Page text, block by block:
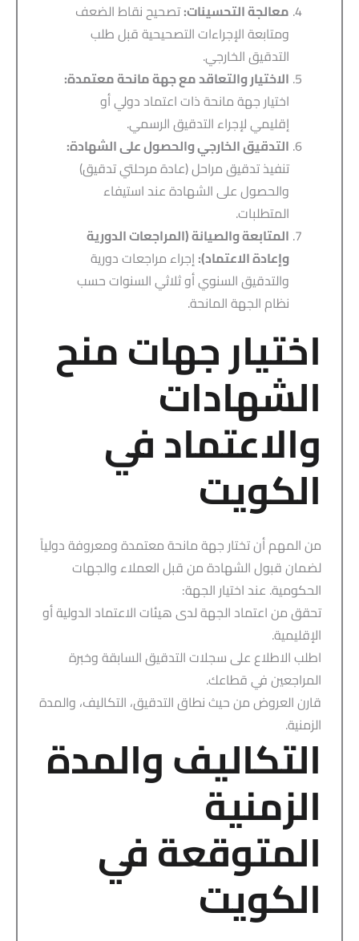
معالجة التحسينات:تصحيح نقاط الضعف
ومتابعة الإجراءات التصحيحية قبل طلب
التدقيق الخارجي.
الاختيار والتعاقد مع جهة مانحة معتمدة:
اختيار جهة مانحة ذات اعتماد دولي أو
إقليمي لإجراء التدقيق الرسمي.
التدقيق الخارجي والحصول على الشهادة:
تنفيذ تدقيق مراحل (عادة مرحلتي تدقيق)
والحصول على الشهادة عند استيفاء
المتطلبات.
المتابعة والصيانة (المراجعات الدورية
وإعادة الاعتماد):إجراء مراجعات دورية
والتدقيق السنوي أو ثلاثي السنوات حسب
نظام الجهة المانحة.
اختيار جهات منح
الشهادات
والاعتماد في
الكويت
من المهم أن تختار جهة مانحة معتمدة ومعروفة دولياً
لضمان قبول الشهادة من قبل العملاء والجهات
الحكومية. عند اختيار الجهة:
تحقق من اعتماد الجهة لدى هيئات الاعتماد الدولية أو
الإقليمية.
اطلب الاطلاع على سجلات التدقيق السابقة وخبرة
المراجعين في قطاعك.
قارن العروض من حيث نطاق التدقيق، التكاليف، والمدة
الزمنية.
التكاليف والمدة
الزمنية
المتوقعة في
الكويت